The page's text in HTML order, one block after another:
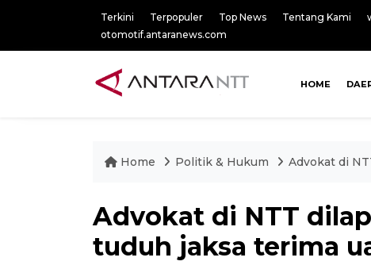
Terkini Terpopuler Top News Tentang Kami
otomotif.antaranews.com
HOME
Home Politik & Hukum Advokat di
Advokat di NTT
tuduh jaksa terima